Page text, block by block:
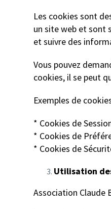
Les cookies sont
un site web et sont
et suivre des
Vous pouvez
cookies, il se peut
Exemples de
* Cookies de
* Cookies de
* Cookies de
Utilisation
Association Claude